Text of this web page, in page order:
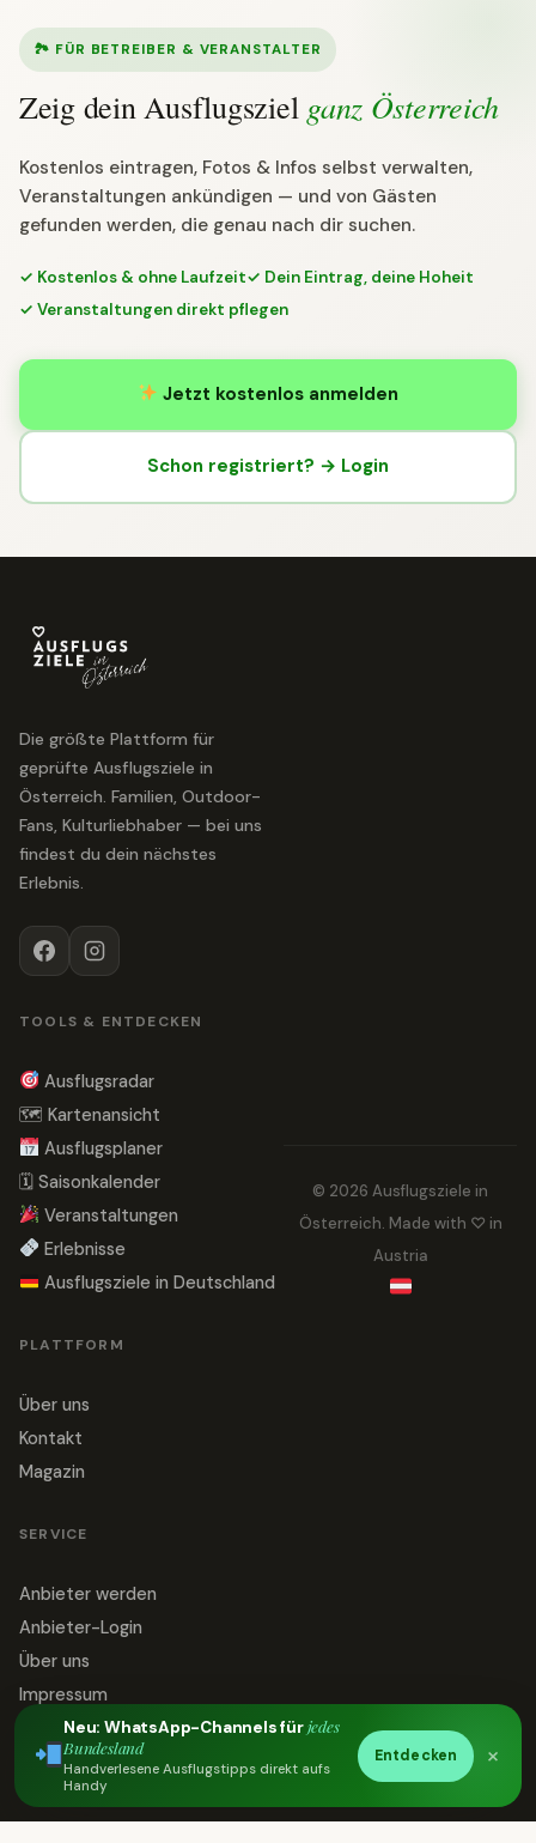
🏞 FÜR BETREIBER & VERANSTALTER
Zeig dein Ausflugsziel ganz Österreich
Kostenlos eintragen, Fotos & Infos selbst verwalten,
Veranstaltungen ankündigen — und von Gästen
gefunden werden, die genau nach dir suchen.
✓ Kostenlos & ohne Laufzeit✓ Dein Eintrag, deine Hoheit
✓ Veranstaltungen direkt pflegen
Jetzt kostenlos anmelden
Schon registriert? → Login
Die größte Plattform für
geprüfte Ausflugsziele in
Österreich. Familien, Outdoor-
Fans, Kulturliebhaber — bei uns
findest du dein nächstes
Erlebnis.
TOOLS & ENTDECKEN
Ausflugsradar
🗺 Kartenansicht
Ausflugsplaner
🗓 Saisonkalender
Veranstaltungen
Erlebnisse
Ausflugsziele in Deutschland
PLATTFORM
Über uns
Kontakt
Magazin
SERVICE
Anbieter werden
Anbieter-Login
Über uns
Impressum
Datenschutz
Kontakt
© 2026 Ausflugsziele in
Österreich. Made with ♡ in
Austria
Neu: WhatsApp-Channels fürjedes
Bundesland
Handverlesene Ausflugstipps direkt aufs
Handy
Entdecken ×